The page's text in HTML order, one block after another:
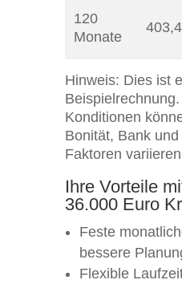
120
Monate
Hinweis: Dies ist
Konditionen
Bonität, Bank
Faktoren
Ihre Vorteile
36.000 Euro
Feste
bessere
Flexible